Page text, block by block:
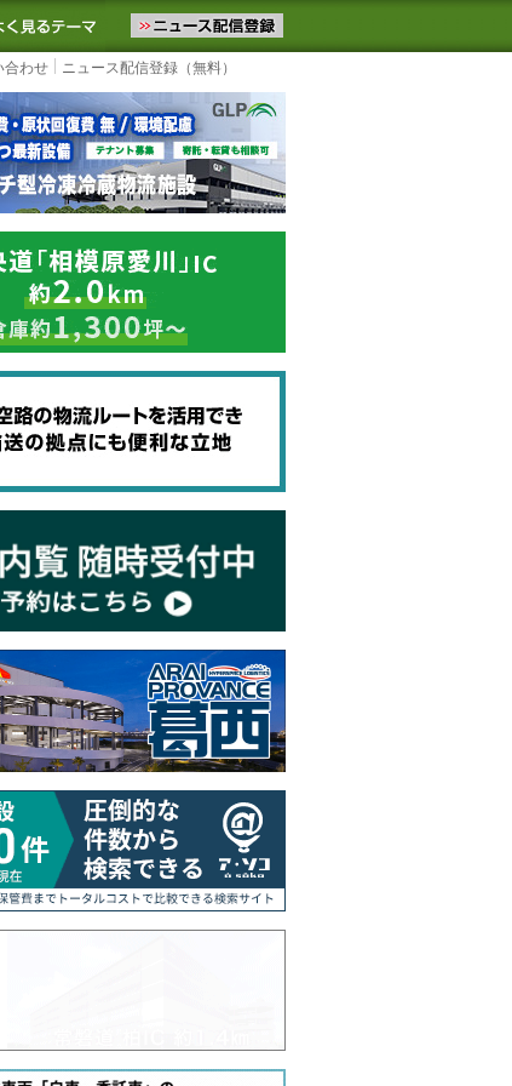
スをお届けします。物流ニュースメール配信を登録す
に入りに追加 よく見るテーマ
合わせ ニュース配信登録（無料）